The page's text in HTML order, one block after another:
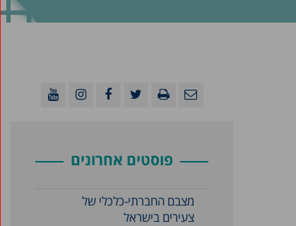
פוסטים אחרונים
מצבם החברתי-כלכלי של
צעירים בישראל